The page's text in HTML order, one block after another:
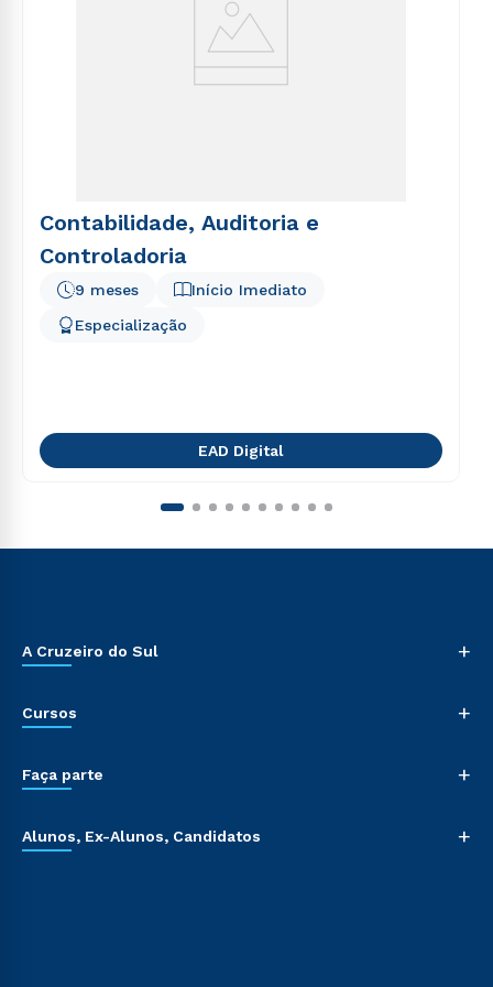
Contabilidade, Auditoria e
Controladoria
Início Imediato
9 meses
Especialização
EAD Digital
A Cruzeiro do Sul +
Cursos +
Faça parte +
Alunos, Ex-Alunos, Candidatos +